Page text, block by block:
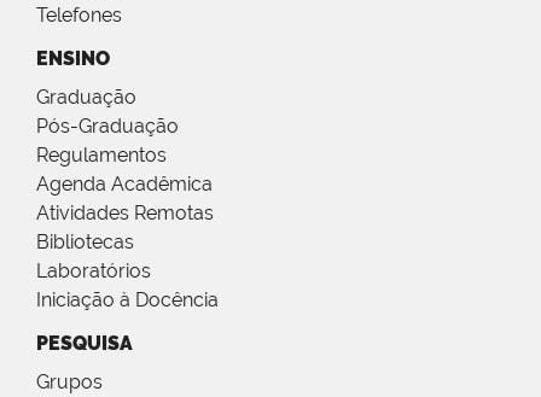
Telefones
ENSINO
Graduação
Pós-Graduação
Regulamentos
Agenda Acadêmica
Atividades Remotas
Bibliotecas
Laboratórios
Iniciação à Docência
PESQUISA
Grupos